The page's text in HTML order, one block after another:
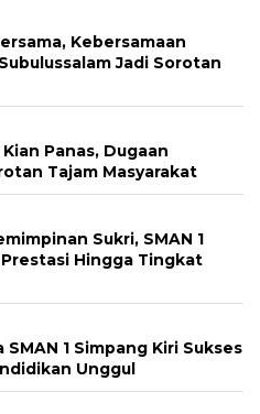
Kebersamaan
Jadi Sorotan
Panas, Dugaan
Tajam Masyarakat
Sukri, SMAN 1
Hingga Tingkat
1 Simpang Kiri Sukses
Unggul